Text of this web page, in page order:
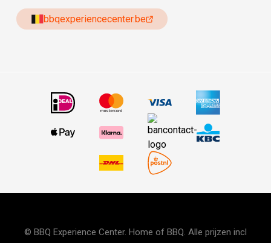
bbqexperiencecenter.be
© BBQ Experience Center. Home of BBQ. Alle prijzen incl